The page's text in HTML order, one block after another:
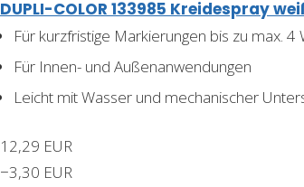
DUPLI-COLOR 133985 Kreidespray
Für kurzfristige Markierungen bis zu max. 4
Für Innen- und Außenanwendungen
Leicht mit Wasser und mechanischer
12,29 EUR
−3,30 EUR